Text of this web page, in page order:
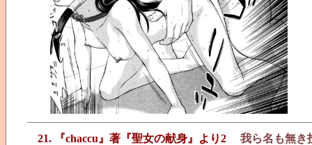
21. 『chaccu』著『聖女の献身』より2
我ら名も無き